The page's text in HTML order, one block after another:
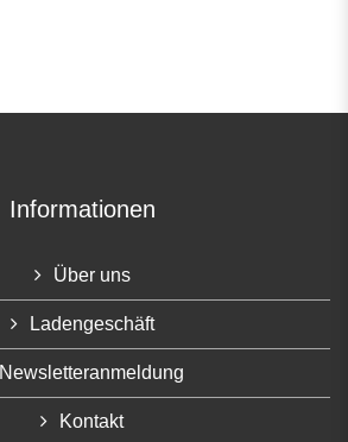
Informationen
Über uns
Ladengeschäft
Newsletteranmeldung
Kontakt